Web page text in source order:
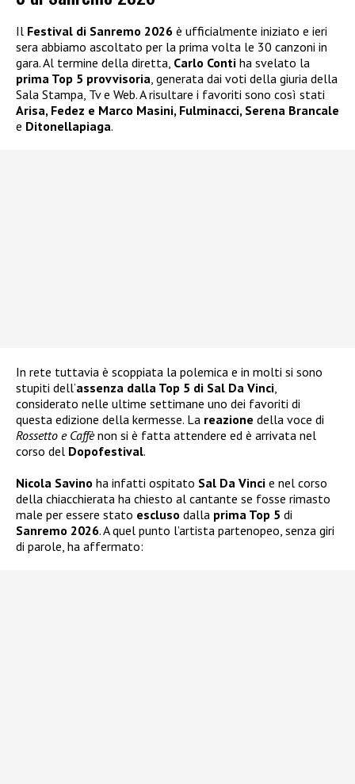
Il Festival di Sanremo 2026 è ufficialmente iniziato e ieri
sera abbiamo ascoltato per la prima volta le 30 canzoni in
gara. Al termine della diretta, Carlo Conti ha svelato la
prima Top 5 provvisoria , generata dai voti della giuria della
Sala Stampa, Tv e Web. A risultare i favoriti sono così stati
Arisa, Fedez e Marco Masini, Fulminacci, Serena Brancale
e Ditonellapiaga.
In rete tuttavia è scoppiata la polemica e in molti si sono
stupiti dell’assenza dalla Top 5 di Sal Da Vinci
considerato nelle ultime settimane uno dei favoriti di
questa edizione della kermesse. La reazione della voce di
Rossetto e Caffènon si è fatta attendere ed è arrivata nel
corso del Dopofestival.
Nicola Savino ha infatti ospitato Sal Da Vinci e nel corso
della chiacchierata ha chiesto al cantante se fosse rimasto
male per essere stato escluso dalla prima Top 5 di
Sanremo 2026. A quel punto l’artista partenopeo, senza giri
di parole, ha affermato: